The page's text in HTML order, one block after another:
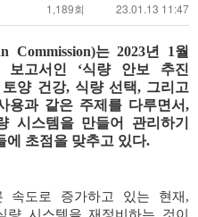
1,189회 23.01.13 11:47
Commission)는2023년 1월
보고서인 ‘식량 안보 추진
토양 건강, 식량 선택, 그리고
용과 같은 주제를 다루면서,
시스템을 만들어 관리하기
에 초점을 맞추고 있다.
속도로 증가하고 있는 현재,
량 시스템을 재정비하는 것이